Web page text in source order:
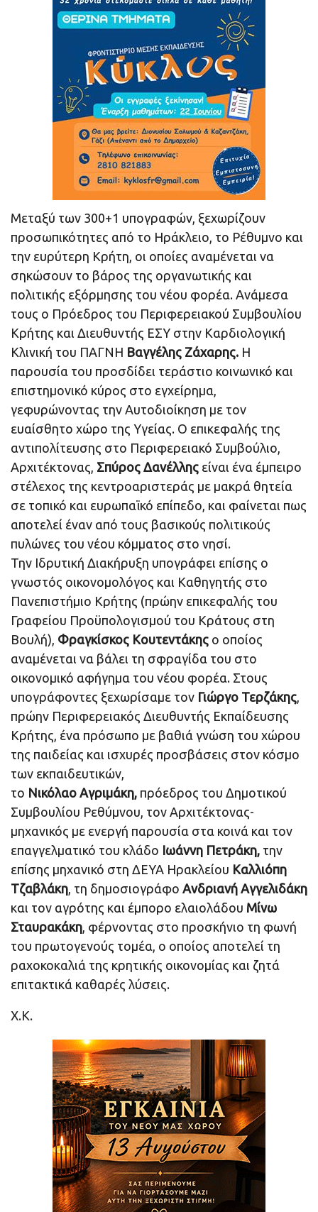
Μεταξύ των 300+1 υπογραφών, ξεχωρίζουν
προσωπικότητες από το Ηράκλειο, το Ρέθυμνο και
την ευρύτερη Κρήτη, οι οποίες αναμένεται να
σηκώσουν το βάρος της οργανωτικής και
πολιτικής εξόρμησης του νέου φορέα. Ανάμεσα
τους ο Πρόεδρος του Περιφερειακού Συμβουλίου
Κρήτης και Διευθυντής ΕΣΥ στην Καρδιολογική
Κλινική του ΠΑΓΝΗ Βαγγέλης Ζάχαρης. Η
παρουσία του προσδίδει τεράστιο κοινωνικό και
επιστημονικό κύρος στο εγχείρημα,
γεφυρώνοντας την Αυτοδιοίκηση με τον
ευαίσθητο χώρο της Υγείας. Ο επικεφαλής της
αντιπολίτευσης στο Περιφερειακό Συμβούλιο,
Αρχιτέκτονας, Σπύρος Δανέλλης είναι ένα έμπειρο
στέλεχος της κεντροαριστεράς με μακρά θητεία
σε τοπικό και ευρωπαϊκό επίπεδο, και φαίνεται πως
αποτελεί έναν από τους βασικούς πολιτικούς
πυλώνες του νέου κόμματος στο νησί.
Την Ιδρυτική Διακήρυξη υπογράφει επίσης ο
γνωστός οικονομολόγος και Καθηγητής στο
Πανεπιστήμιο Κρήτης (πρώην επικεφαλής του
Γραφείου Προϋπολογισμού του Κράτους στη
Βουλή), Φραγκίσκος Κουτεντάκης ο οποίος
αναμένεται να βάλει τη σφραγίδα του στο
οικονομικό αφήγημα του νέου φορέα. Στους
υπογράφοντες ξεχωρίσαμε τον Γιώργο Τερζάκης,
πρώην Περιφερειακός Διευθυντής Εκπαίδευσης
Κρήτης, ένα πρόσωπο με βαθιά γνώση του χώρου
της παιδείας και ισχυρές προσβάσεις στον κόσμο
των εκπαιδευτικών,
το Νικόλαο Αγριμάκη, πρόεδρος του Δημοτικού
Συμβουλίου Ρεθύμνου, τον Αρχιτέκτονας-
μηχανικός με ενεργή παρουσία στα κοινά και τον
επαγγελματικό του κλάδο Ιωάννη Πετράκη, την
επίσης μηχανικό στη ΔΕΥΑ Ηρακλείου Καλλιόπη
Τζαβλάκη, τη δημοσιογράφο Ανδριανή Αγγελιδάκη
και τον αγρότης και έμπορο ελαιολάδου Μίνω
Σταυρακάκη, φέρνοντας στο προσκήνιο τη φωνή
του πρωτογενούς τομέα, ο οποίος αποτελεί τη
ραχοκοκαλιά της κρητικής οικονομίας και ζητά
επιτακτικά καθαρές λύσεις.
Χ.Κ.